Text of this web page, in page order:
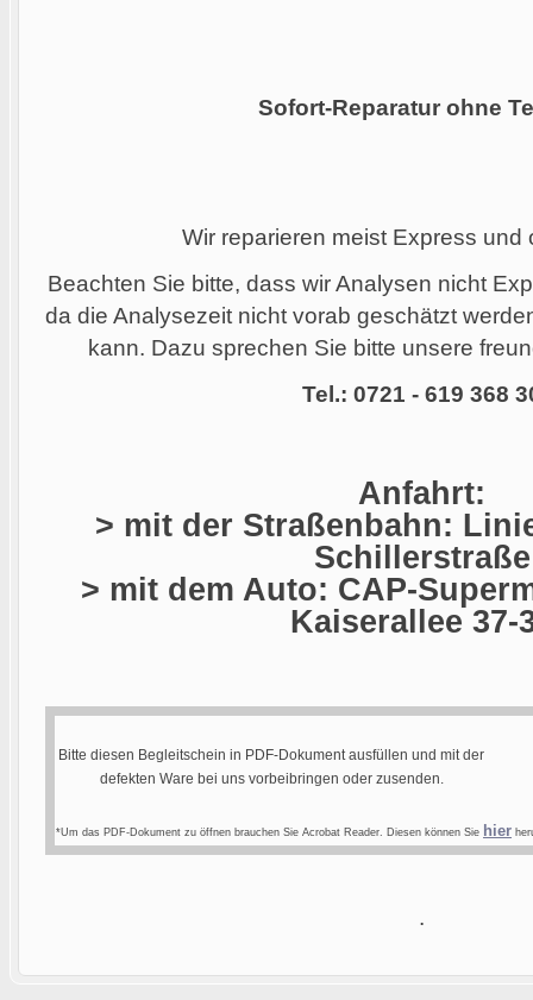
Sofort-Reparatur ohne
Wir reparieren meist Express und
Beachten Sie bitte, dass wir Analysen nicht
da die Analysezeit nicht vorab geschätzt
kann. Dazu sprechen Sie bitte unsere
Tel.: 0721 - 619 368
Anfahrt:
> mit der Straßenbahn:
Schillerstraße
> mit dem Auto: CAP-
Kaiserallee 37-
Bitte diesen Begleitschein in PDF-Dokument ausfüllen und mit der
defekten Ware bei uns vorbeibringen oder zusenden.
*Um das PDF-Dokument zu öffnen brauchen Sie Acrobat Reader. Diesen können Sie hier
.